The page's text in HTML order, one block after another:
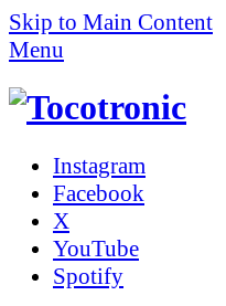
Skip to Main Content
Menu
Instagram
Facebook
X
YouTube
Spotify